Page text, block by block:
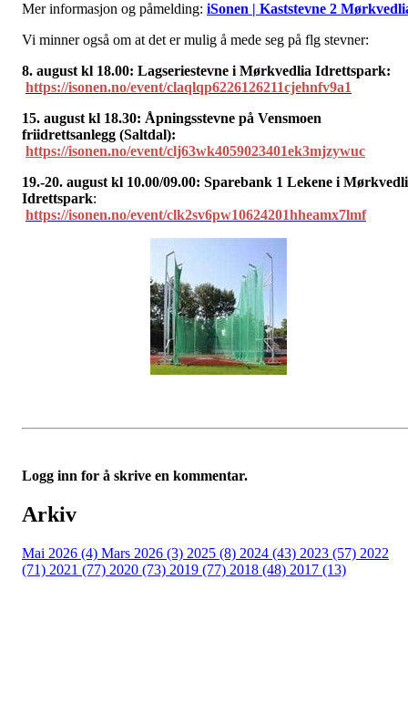
Mer informasjon og påmelding: iSonen | Kaststevne 2
Vi minner også om at det er mulig å mede seg på flg stevner:
8. august kl 18.00: Lagseriestevne i Mørkvedlia Idrettspark:
https://isonen.no/event/claqlqp6226126211cjehnfv9a1
15. august kl 18.30: Åpningsstevne på Vensmoen
friidrettsanlegg (Saltdal):
https://isonen.no/event/clj63wk4059023401ek3mjzywuc
19.-20. august kl 10.00/09.00: Sparebank 1 Lekene i
Idrettspark:
https://isonen.no/event/clk2sv6pw10624201hheamx7lmf
Logg inn for å skrive en kommentar.
Arkiv
Mai 2026 (4) Mars 2026 (3) 2025 (8) 2024 (43) 2023 (57) 2022
(71) 2021 (77) 2020 (73) 2019 (77) 2018 (48) 2017 (13)